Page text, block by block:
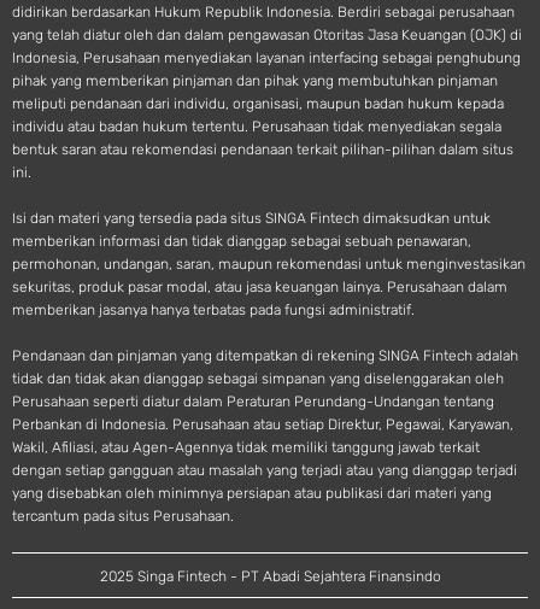
didirikan berdasarkan Hukum Republik Indonesia. Berdiri sebagai perusahaan
yang telah diatur oleh dan dalam pengawasan Otoritas Jasa Keuangan (OJK) di
Indonesia, Perusahaan menyediakan layanan interfacing sebagai penghubung
pihak yang memberikan pinjaman dan pihak yang membutuhkan pinjaman
meliputi pendanaan dari individu, organisasi, maupun badan hukum kepada
individu atau badan hukum tertentu. Perusahaan tidak menyediakan segala
bentuk saran atau rekomendasi pendanaan terkait pilihan-pilihan dalam situs
ini.
Isi dan materi yang tersedia pada situs SINGA Fintech dimaksudkan untuk
memberikan informasi dan tidak dianggap sebagai sebuah penawaran,
permohonan, undangan, saran, maupun rekomendasi untuk menginvestasikan
sekuritas, produk pasar modal, atau jasa keuangan lainya. Perusahaan dalam
memberikan jasanya hanya terbatas pada fungsi administratif.
Pendanaan dan pinjaman yang ditempatkan di rekening SINGA Fintech adalah
tidak dan tidak akan dianggap sebagai simpanan yang diselenggarakan oleh
Perusahaan seperti diatur dalam Peraturan Perundang-Undangan tentang
Perbankan di Indonesia. Perusahaan atau setiap Direktur, Pegawai, Karyawan,
Wakil, Afiliasi, atau Agen-Agennya tidak memiliki tanggung jawab terkait
dengan setiap gangguan atau masalah yang terjadi atau yang dianggap terjadi
yang disebabkan oleh minimnya persiapan atau publikasi dari materi yang
tercantum pada situs Perusahaan.
2025 Singa Fintech - PT Abadi Sejahtera Finansindo